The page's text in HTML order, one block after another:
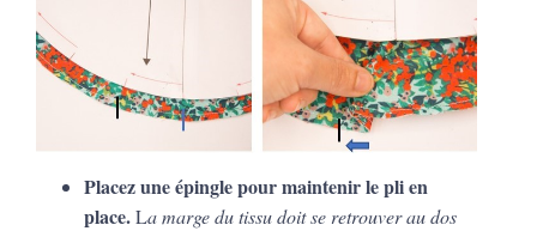
Placez une épingle pour maintenir le pli en
place.La marge du tissu doit se retrouver au dos